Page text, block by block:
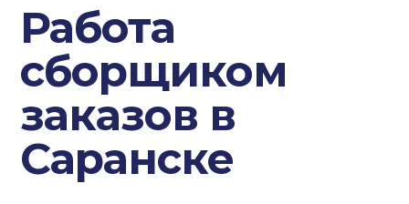
Работа
сборщиком
заказов в
Саранске